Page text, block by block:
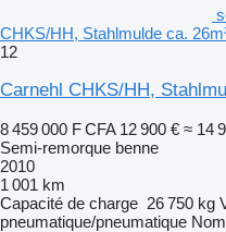
CHKS/HH, Stahlmulde ca.
12
Carnehl CHKS/HH,
8 459 000 F CFA 12 900 € ≈ 14
Semi-remorque benne
2010
1 001 km
Capacité de charge 26 750 kg
pneumatique/pneumatique